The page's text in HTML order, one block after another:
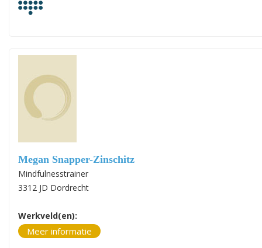
Megan Snapper-Zinschitz
Mindfulnesstrainer
3312 JD Dordrecht
Werkveld(en):
Meer informatie